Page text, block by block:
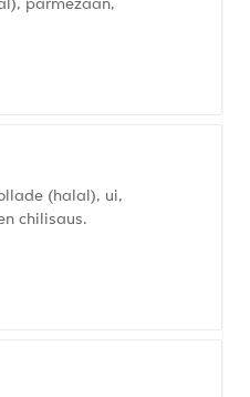
(halal), ui,
chilisaus.